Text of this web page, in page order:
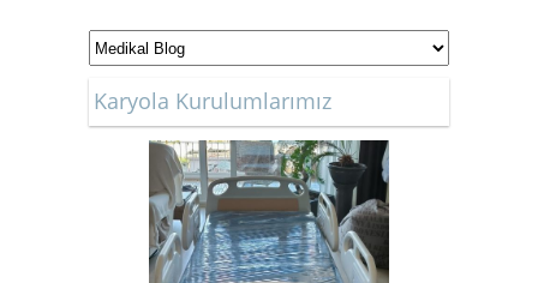
KİRALIK TEKERLEKLİ
SANDALYE
Karyola Kurulumlarımız